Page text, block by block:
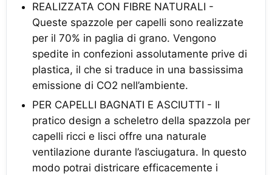
REALIZZATA CON FIBRE NATURALI -
Queste spazzole per capelli sono realizzate
per il 70% in paglia di grano. Vengono
spedite in confezioni assolutamente prive di
plastica, il che si traduce in una bassissima
emissione di CO2 nell’ambiente.
PER CAPELLI BAGNATI E ASCIUTTI - Il
pratico design a scheletro della spazzola per
capelli ricci e lisci offre una naturale
ventilazione durante l’asciugatura. In questo
modo potrai districare efficacemente i